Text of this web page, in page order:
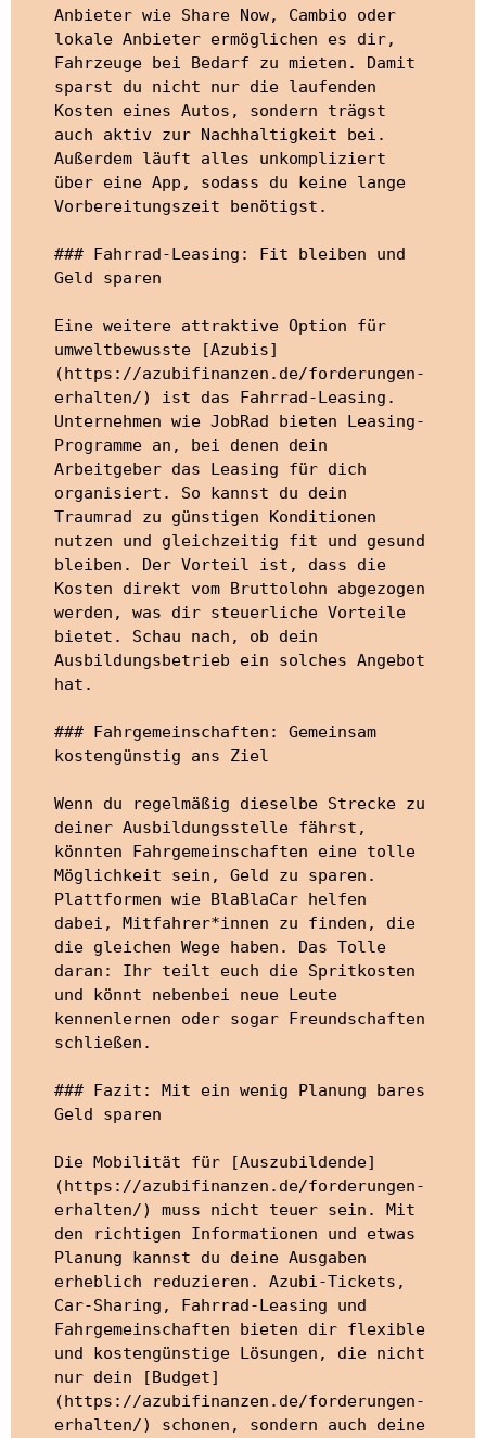
Anbieter wie Share Now, Cambio oder
lokale Anbieter ermöglichen es dir,
Fahrzeuge bei Bedarf zu mieten. Damit
sparst du nicht nur die laufenden
Kosten eines Autos, sondern trägst
auch aktiv zur Nachhaltigkeit bei.
Außerdem läuft alles unkompliziert
über eine App, sodass du keine lange
Vorbereitungszeit benötigst.
### Fahrrad-Leasing: Fit bleiben und
Geld sparen
Eine weitere attraktive Option für
umweltbewusste [Azubis]
(https://azubifinanzen.de/forderungen-
erhalten/) ist das Fahrrad-Leasing.
Unternehmen wie JobRad bieten Leasing-
Programme an, bei denen dein
Arbeitgeber das Leasing für dich
organisiert. So kannst du dein
Traumrad zu günstigen Konditionen
nutzen und gleichzeitig fit und gesund
bleiben. Der Vorteil ist, dass die
Kosten direkt vom Bruttolohn abgezogen
werden, was dir steuerliche Vorteile
bietet. Schau nach, ob dein
Ausbildungsbetrieb ein solches Angebot
hat.
### Fahrgemeinschaften: Gemeinsam
kostengünstig ans Ziel
Wenn du regelmäßig dieselbe Strecke zu
deiner Ausbildungsstelle fährst,
könnten Fahrgemeinschaften eine tolle
Möglichkeit sein, Geld zu sparen.
Plattformen wie BlaBlaCar helfen
dabei, Mitfahrer*innen zu finden, die
die gleichen Wege haben. Das Tolle
daran: Ihr teilt euch die Spritkosten
und könnt nebenbei neue Leute
kennenlernen oder sogar Freundschaften
schließen.
### Fazit: Mit ein wenig Planung bares
Geld sparen
Die Mobilität für [Auszubildende]
(https://azubifinanzen.de/forderungen-
erhalten/) muss nicht teuer sein. Mit
den richtigen Informationen und etwas
Planung kannst du deine Ausgaben
erheblich reduzieren. Azubi-Tickets,
Car-Sharing, Fahrrad-Leasing und
Fahrgemeinschaften bieten dir flexible
und kostengünstige Lösungen, die nicht
nur dein [Budget]
(https://azubifinanzen.de/forderungen-
erhalten/) schonen, sondern auch deine